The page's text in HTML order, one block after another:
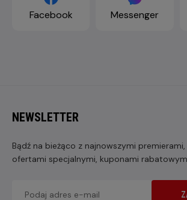
Facebook Messenger
NEWSLETTER
Bądź na bieżąco z najnowszymi
ofertami specjalnymi, kuponami